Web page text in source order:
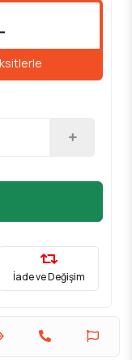
İade ve Değişim